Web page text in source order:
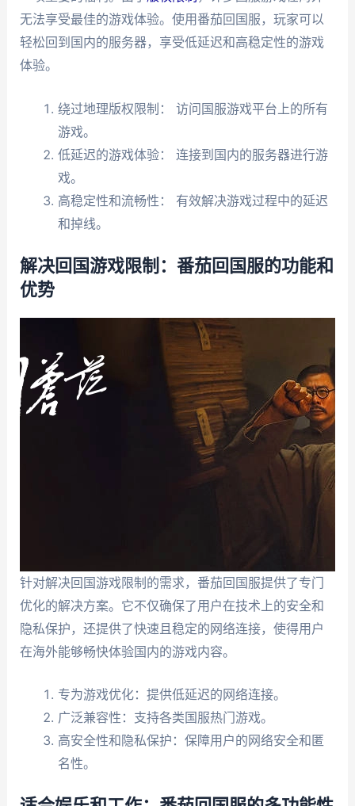
无法享受最佳的游戏体验。使用番茄回国服，玩家可以
轻松回到国内的服务器，享受低延迟和高稳定性的游戏
体验。
绕过地理版权限制： 访问国服游戏平台上的所有
游戏。
低延迟的游戏体验： 连接到国内的服务器进行游
戏。
高稳定性和流畅性： 有效解决游戏过程中的延迟
和掉线。
解决回国游戏限制：番茄回国服的功能和
优势
针对解决回国游戏限制的需求，番茄回国服提供了专门
优化的解决方案。它不仅确保了用户在技术上的安全和
隐私保护，还提供了快速且稳定的网络连接，使得用户
在海外能够畅快体验国内的游戏内容。
专为游戏优化：提供低延迟的网络连接。
广泛兼容性：支持各类国服热门游戏。
高安全性和隐私保护：保障用户的网络安全和匿
名性。